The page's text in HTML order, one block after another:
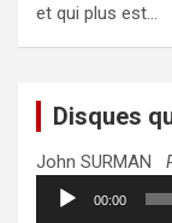
et qui plus est…
Disques
John SURMAN
Lecteur
audio
00:00